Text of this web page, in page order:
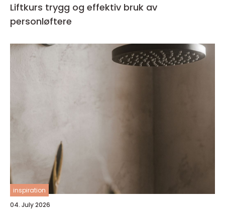
Liftkurs trygg og effektiv bruk av
personløftere
inspiration
04. July 2026